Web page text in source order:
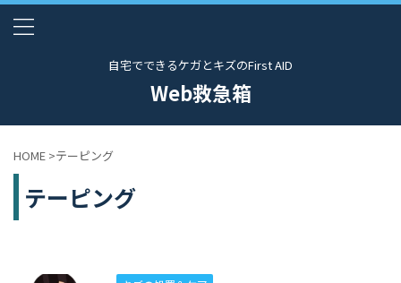
自宅でできるケガとキズのFirst AID
Web救急箱
HOME >テーピング
テーピング